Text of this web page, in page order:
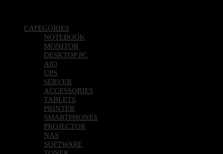
CATEGORIES
NOTEBOOK
MONITOR
DESKTOP PC
AIO
UPS
SERVER
ACCESSORIES
TABLETS
PRINTER
SMARTPHONES
PROJECTOR
NAS
SOFTWARE